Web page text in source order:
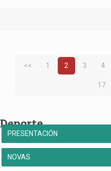
<< 1 2 3 4
17
Deporte
PRESENTACIÓN
NOVAS